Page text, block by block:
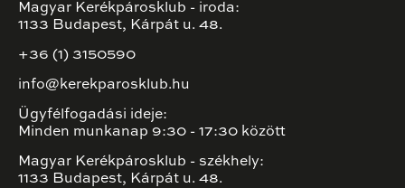
Magyar Kerékpárosklub - iroda:
1133 Budapest, Kárpát u. 48.
+36 (1) 3150590
info@kerekparosklub.hu
Ügyfélfogadási ideje:
Minden munkanap 9:30 - 17:30 között
Magyar Kerékpárosklub - székhely:
1133 Budapest, Kárpát u. 48.